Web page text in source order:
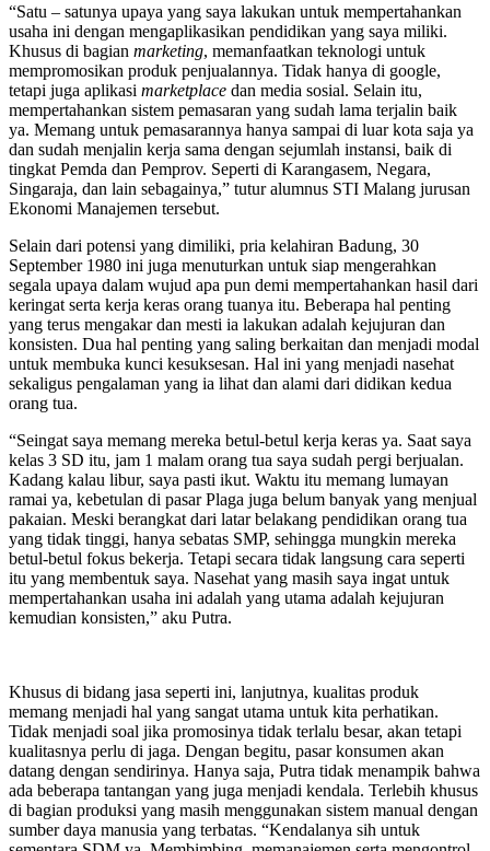
“Satu – satunya upaya yang saya lakukan untuk mempertahankan
usaha ini dengan mengaplikasikan pendidikan yang saya miliki.
Khusus di bagian marketing, memanfaatkan teknologi untuk
mempromosikan produk penjualannya. Tidak hanya di google,
tetapi juga aplikasi marketplace dan media sosial. Selain itu,
mempertahankan sistem pemasaran yang sudah lama terjalin baik
ya. Memang untuk pemasarannya hanya sampai di luar kota saja ya
dan sudah menjalin kerja sama dengan sejumlah instansi, baik di
tingkat Pemda dan Pemprov. Seperti di Karangasem, Negara,
Singaraja, dan lain sebagainya,” tutur alumnus STI Malang jurusan
Ekonomi Manajemen tersebut.
Selain dari potensi yang dimiliki, pria kelahiran Badung, 30
September 1980 ini juga menuturkan untuk siap mengerahkan
segala upaya dalam wujud apa pun demi mempertahankan hasil dari
keringat serta kerja keras orang tuanya itu. Beberapa hal penting
yang terus mengakar dan mesti ia lakukan adalah kejujuran dan
konsisten. Dua hal penting yang saling berkaitan dan menjadi modal
untuk membuka kunci kesuksesan. Hal ini yang menjadi nasehat
sekaligus pengalaman yang ia lihat dan alami dari didikan kedua
orang tua.
“Seingat saya memang mereka betul-betul kerja keras ya. Saat saya
kelas 3 SD itu, jam 1 malam orang tua saya sudah pergi berjualan.
Kadang kalau libur, saya pasti ikut. Waktu itu memang lumayan
ramai ya, kebetulan di pasar Plaga juga belum banyak yang menjual
pakaian. Meski berangkat dari latar belakang pendidikan orang tua
yang tidak tinggi, hanya sebatas SMP, sehingga mungkin mereka
betul-betul fokus bekerja. Tetapi secara tidak langsung cara seperti
itu yang membentuk saya. Nasehat yang masih saya ingat untuk
mempertahankan usaha ini adalah yang utama adalah kejujuran
kemudian konsisten,” aku Putra.
Khusus di bidang jasa seperti ini, lanjutnya, kualitas produk
memang menjadi hal yang sangat utama untuk kita perhatikan.
Tidak menjadi soal jika promosinya tidak terlalu besar, akan tetapi
kualitasnya perlu di jaga. Dengan begitu, pasar konsumen akan
datang dengan sendirinya. Hanya saja, Putra tidak menampik bahwa
ada beberapa tantangan yang juga menjadi kendala. Terlebih khusus
di bagian produksi yang masih menggunakan sistem manual dengan
sumber daya manusia yang terbatas. “Kendalanya sih untuk